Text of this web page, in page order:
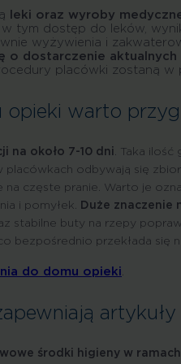
leki oraz wyroby
tym dostęp do leków,
wyżywienia i
o dostarczenie
placówki zostaną w
opieki warto
na około 7-10 dni . Taka
placówkach odbywają się
na częste pranie. Warto je
i pomyłek.
Duże znaczenie
stabilne buty na rzepy
bezpośrednio przekłada się
do domu opieki
środki higieny w